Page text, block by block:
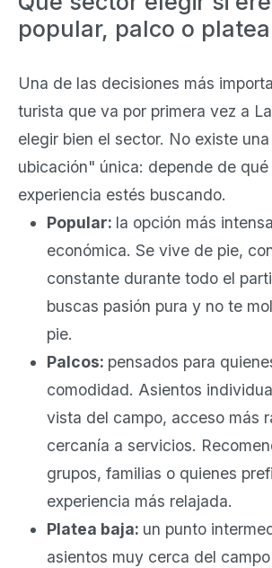
popular, palco o
Una de las decisiones más
turista que va por primera vez a
elegir bien el sector. No existe
ubicación" única: depende de
experiencia estés buscando.
Popular: la opción más
económica. Se vive de pie,
constante durante todo el
buscas pasión pura y no te
pie.
Palcos: pensados para
comodidad. Asientos
vista del campo, acceso más
cercanía a servicios.
grupos, familias o quienes
experiencia más relajada.
Platea baja: un punto
asientos muy cerca del